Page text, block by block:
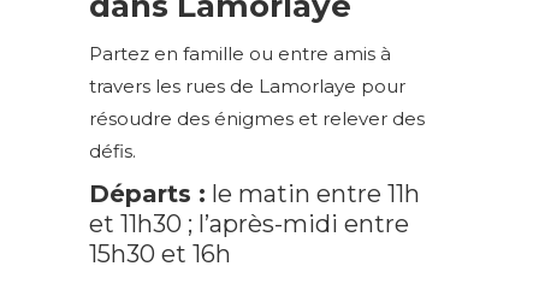
Partez en famille ou entre amis à
travers les rues de Lamorlaye pour
résoudre des énigmes et relever des
défis.
Départs : le matin entre 11h
et 11h30 ; l’après-midi entre
15h30 et 16h